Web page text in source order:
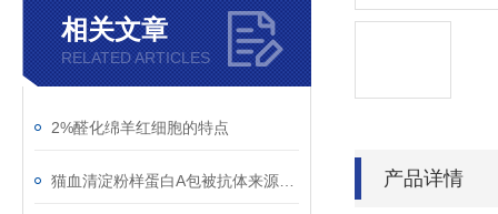
相关文章
RELATED ARTICLES
2%醛化绵羊红细胞的特点
产品详情